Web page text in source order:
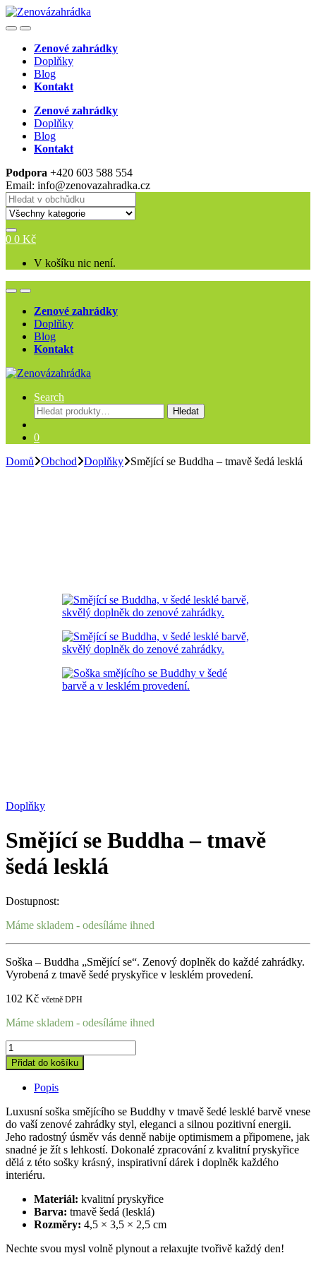
Skip
to
Skip
to
OpenClose
Zenové zahrádky
Doplňky
Blog
Kontakt
Zenové zahrádky
Doplňky
Blog
Kontakt
Podpora +420 603 588 554
Email: info@zenovazahradka.cz
Search for:
0 0 Kč
V košíku nic není.
OpenClose
Zenové zahrádky
Doplňky
Blog
Kontakt
Search
Hledat:
Hledat
0
Domů
Obchod Doplňky Smějící se Buddha – tmavě šedá lesklá
Doplňky
Smějící se Buddha – tmavě
šedá lesklá
Dostupnost:
Máme skladem - odesíláme ihned
Soška – Buddha „Smějící se“. Zenový doplněk do každé zahrádky.
Vyrobená z tmavě šedé pryskyřice v lesklém provedení.
102 Kč včetně DPH
Máme skladem - odesíláme ihned
Smějící
se
Buddha
šedá
lesklá
quantity
Přidat do košíku
Popis
Luxusní soška smějícího se Buddhy v tmavě šedé lesklé barvě vnese
do vaší zenové zahrádky styl, eleganci a silnou pozitivní energii.
Jeho radostný úsměv vás denně nabije optimismem a připomene, jak
snadné je žít s lehkostí. Dokonalé zpracování z kvalitní pryskyřice
dělá z této sošky krásný, inspirativní dárek i doplněk každého
interiéru.
Materiál: kvalitní pryskyřice
Barva: tmavě šedá (lesklá)
Rozměry: 4,5 × 3,5 × 2,5 cm
Nechte svou mysl volně plynout a relaxujte tvořivě každý den!